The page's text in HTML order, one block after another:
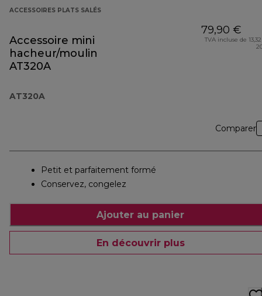
ACCESSOIRES PLATS SALÉS
Accessoire mini
hacheur/moulin
AT320A
AT320A
79,90 €
TVA incluse de
Comparer
Petit et parfaitement formé
Conservez, congelez
Ajouter au panier
En découvrir plus